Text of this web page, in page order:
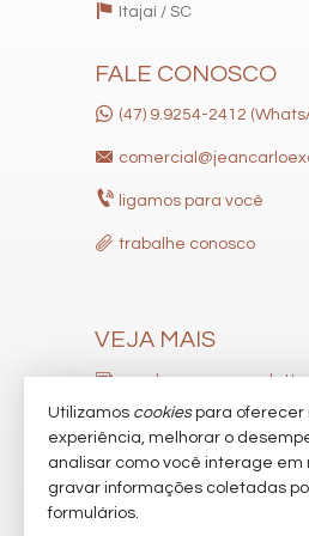
• Amplas janelas que privilegiam a
Características do Imóvel
Churrasqueira
Vista Livre
Acabamento em Gesso
Fechadura Eletrônica
Vista Panorâmica
Aceita Pet
Área de Serviço
Dependência de Empregada
Living
Itajaí / SC
FALE CONOSCO
(47) 9.9254-2412
ligamos para você
trabalhe conosco
VEJA MAIS
receba nosso
indicadores financeiros
cadastre seu imóvel
imóveis favoritos
Utilizamos cookiespara oferecer
experiência, melhorar o
analisar como você interage em
gravar informações coletadas
formulários.